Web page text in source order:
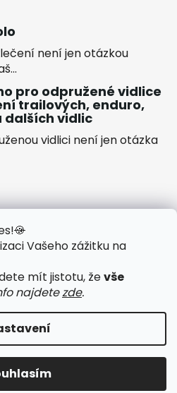
🍪
Vašeho zážitku na
mít jistotu, ževše
najdetezde.
není jen otázkou
pro odpružené vidlice
trailových, enduro,
dalších vidlic
vidlici není jen otázka
🟢 O ELEKTROKOLECH
KE STAŽENÍ
&PekneWeby